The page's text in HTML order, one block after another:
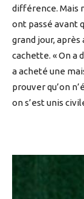
différence. Mais
ont passé avant
grand jour,
cachette. « On a
a acheté une
prouver qu’on
on s’est unis